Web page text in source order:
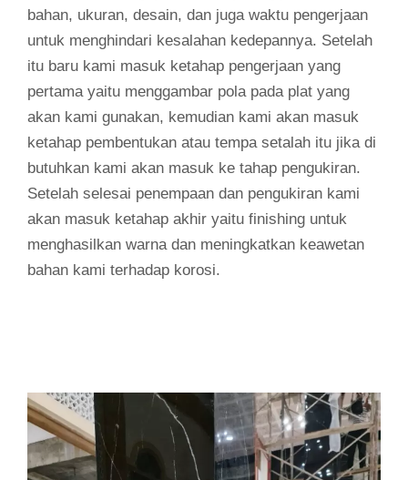
bahan, ukuran, desain, dan juga waktu pengerjaan
untuk menghindari kesalahan kedepannya. Setelah
itu baru kami masuk ketahap pengerjaan yang
pertama yaitu menggambar pola pada plat yang
akan kami gunakan, kemudian kami akan masuk
ketahap pembentukan atau tempa setalah itu jika di
butuhkan kami akan masuk ke tahap pengukiran.
Setelah selesai penempaan dan pengukiran kami
akan masuk ketahap akhir yaitu finishing untuk
menghasilkan warna dan meningkatkan keawetan
bahan kami terhadap korosi.